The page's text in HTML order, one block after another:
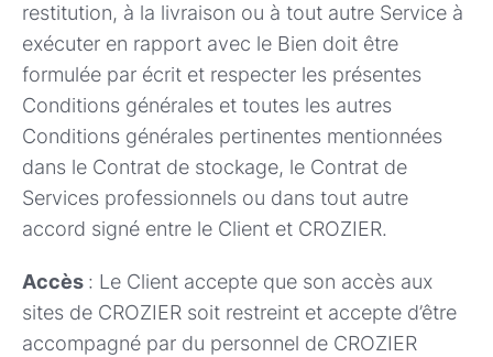
restitution, à la livraison ou à tout autre Service à
exécuter en rapport avec le Bien doit être
formulée par écrit et respecter les présentes
Conditions générales et toutes les autres
Conditions générales pertinentes mentionnées
dans le Contrat de stockage, le Contrat de
Services professionnels ou dans tout autre
accord signé entre le Client et CROZIER.
Accès : Le Client accepte que son accès aux
sites de CROZIER soit restreint et accepte d’être
accompagné par du personnel de CROZIER